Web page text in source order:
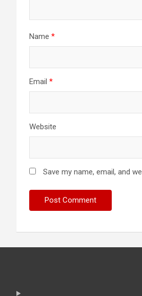
Name *
Email *
Website
Save my name, email, and